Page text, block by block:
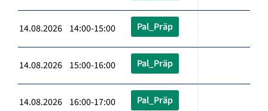
14.08.2026 14:00-15:00 Pal_Präp
14.08.2026 15:00-16:00 Pal_Präp
14.08.2026 16:00-17:00 Pal_Präp